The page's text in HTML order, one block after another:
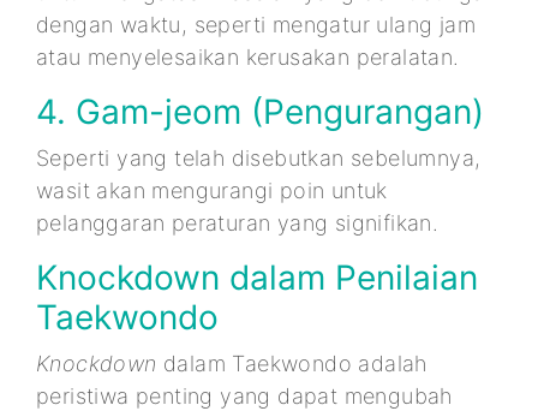
dengan waktu, seperti mengatur ulang jam
atau menyelesaikan kerusakan peralatan.
4. Gam-jeom (Pengurangan)
Seperti yang telah disebutkan sebelumnya,
wasit akan mengurangi poin untuk
pelanggaran peraturan yang signifikan.
Knockdown dalam Penilaian
Taekwondo
Knockdown dalam Taekwondo adalah
peristiwa penting yang dapat mengubah